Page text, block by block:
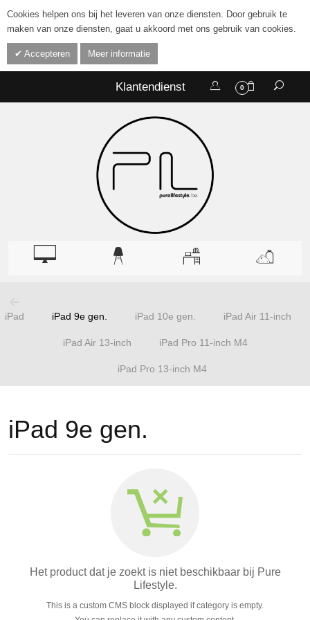
Cookies helpen ons bij het leveren van onze diensten. Door gebruik te
maken van onze diensten, gaat u akkoord met ons gebruik van cookies.
Accepteren Meer informatie
0
Klantendienst
iPad iPad 9e gen. iPad 10e gen. iPad Air 11-inch
iPad Air 13-inch iPad Pro 11-inch M4
iPad Pro 13-inch M4
iPad 9e gen.
Het product dat je zoekt is niet beschikbaar bij Pure
Lifestyle.
This is a custom CMS block displayed if category is empty.